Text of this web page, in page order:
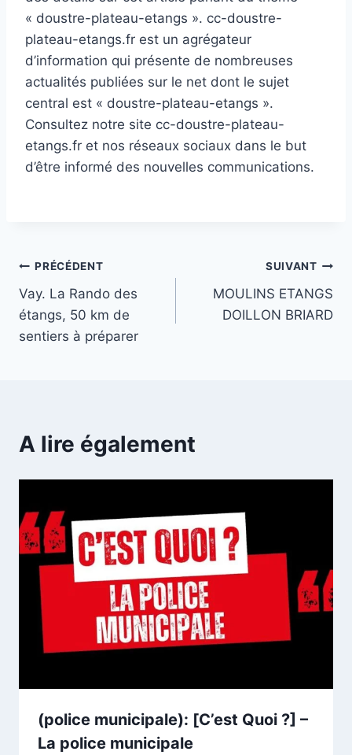
« doustre-plateau-etangs ». cc-doustre-
plateau-etangs.fr est un agrégateur
d’information qui présente de nombreuses
actualités publiées sur le net dont le sujet
central est « doustre-plateau-etangs ».
Consultez notre site cc-doustre-plateau-
etangs.fr et nos réseaux sociaux dans le but
d’être informé des nouvelles communications.
Navigation
de
l’article
PRÉCÉDENT
Vay. La Rando des
étangs, 50 km de
sentiers à préparer
SUIVANT
MOULINS ETANGS
DOILLON BRIARD
A lire également
(police municipale): [C’est Quoi ?] –
La police municipale